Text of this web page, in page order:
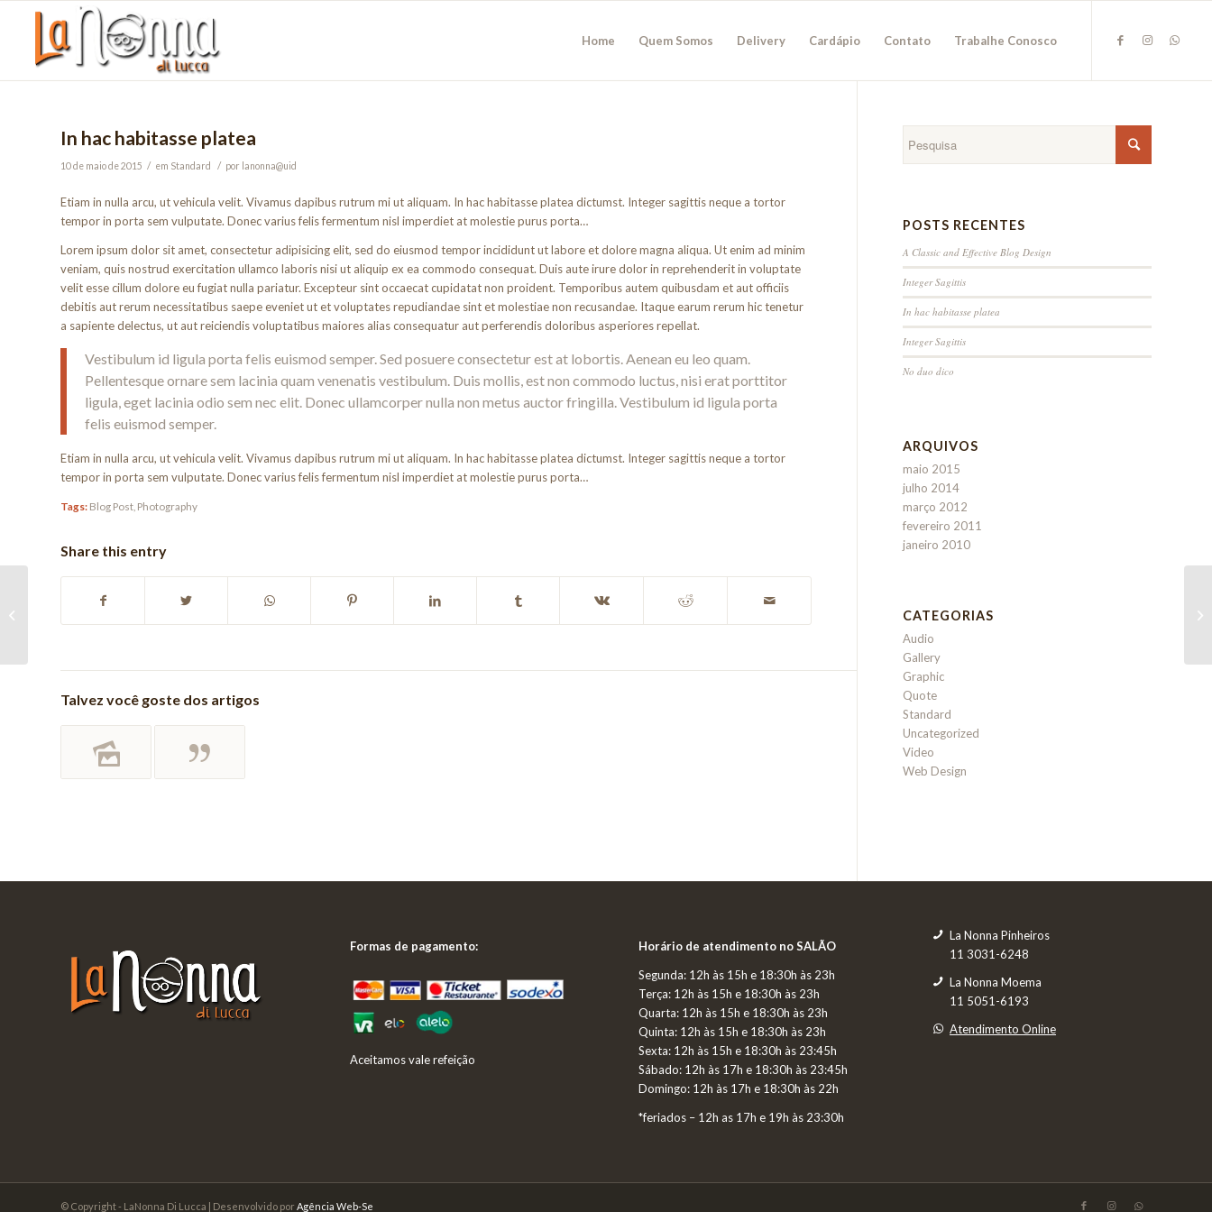
Home Quem Somos Delivery Cardápio Contato Trabalhe Conosco
In hac habitasse platea
10 de maio de 2015 / em Standard / por lanonna@uid
Etiam in nulla arcu, ut vehicula velit. Vivamus dapibus rutrum mi ut aliquam. In hac habitasse platea dictumst. Integer sagittis neque a tortor
tempor in porta sem vulputate. Donec varius felis fermentum nisl imperdiet at molestie purus porta…
Lorem ipsum dolor sit amet, consectetur adipisicing elit, sed do eiusmod tempor incididunt ut labore et dolore magna aliqua. Ut enim ad minim
veniam, quis nostrud exercitation ullamco laboris nisi ut aliquip ex ea commodo consequat. Duis aute irure dolor in reprehenderit in voluptate
velit esse cillum dolore eu fugiat nulla pariatur. Excepteur sint occaecat cupidatat non proident. Temporibus autem quibusdam et aut officiis
debitis aut rerum necessitatibus saepe eveniet ut et voluptates repudiandae sint et molestiae non recusandae. Itaque earum rerum hic tenetur
a sapiente delectus, ut aut reiciendis voluptatibus maiores alias consequatur aut perferendis doloribus asperiores repellat.
Vestibulum id ligula porta felis euismod semper. Sed posuere consectetur est at lobortis. Aenean eu leo quam.
Pellentesque ornare sem lacinia quam venenatis vestibulum. Duis mollis, est non commodo luctus, nisi erat porttitor
ligula, eget lacinia odio sem nec elit. Donec ullamcorper nulla non metus auctor fringilla. Vestibulum id ligula porta
felis euismod semper.
Etiam in nulla arcu, ut vehicula velit. Vivamus dapibus rutrum mi ut aliquam. In hac habitasse platea dictumst. Integer sagittis neque a tortor
tempor in porta sem vulputate. Donec varius felis fermentum nisl imperdiet at molestie purus porta…
Tags: Blog Post Photography
Share this entry
Talvez você goste dos artigos
POSTS RECENTES
A Classic and Effective Blog Design
Integer Sagittis
In hac habitasse platea
Integer Sagittis
No duo dico
ARQUIVOS
maio 2015
julho 2014
março 2012
fevereiro 2011
janeiro 2010
CATEGORIAS
Audio
Gallery
Graphic
Quote
Standard
Uncategorized
Video
Web Design
Formas de pagamento:
Aceitamos vale refeição
Horário de atendimento no SALÃO
Segunda: 12h às 15h e 18:30h às 23h
Terça: 12h às 15h e 18:30h às 23h
Quarta: 12h às 15h e 18:30h às 23h
Quinta: 12h às 15h e 18:30h às 23h
Sexta: 12h às 15h e 18:30h às 23:45h
Sábado: 12h às 17h e 18:30h às 23:45h
Domingo: 12h às 17h e 18:30h às 22h
*feriados – 12h as 17h e 19h às 23:30h
La Nonna Pinheiros
11 3031-6248
La Nonna Moema
11 5051-6193
Atendimento Online
© Copyright - LaNonna Di Lucca | Desenvolvido por Agência Web-Se